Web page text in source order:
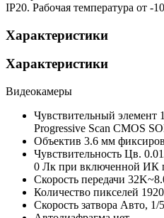
IP20. Рабочая температура от -
Характеристики
Характеристики
Видеокамеры
Чувствительный элемент
Progressive Scan CMOS
Объектив 3.6 мм
Чувствительность Цв.
0 Лк при включенной ИК
Скорость передачи
Количество пикселей
Скорость затвора Авто, 1/